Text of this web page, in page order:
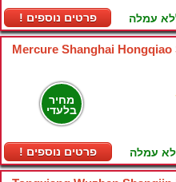
! פרטים נוספים עמלה
Mercure Shanghai Hongqiao
מחיר
בלעדי
! פרטים נוספים עמלה